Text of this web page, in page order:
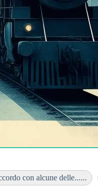
con alcune delle......